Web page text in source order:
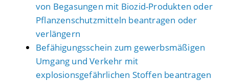
von Begasungen mit Biozid-Produkten oder
Pflanzenschutzmitteln beantragen oder
verlängern
Befähigungsschein zum gewerbsmäßigen
Umgang und Verkehr mit
explosionsgefährlichen Stoffen beantragen